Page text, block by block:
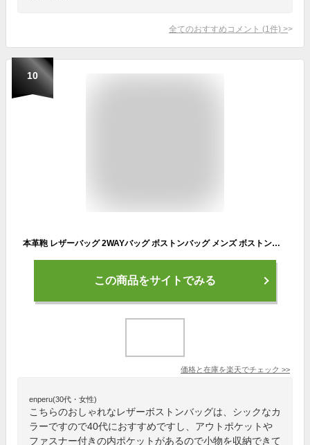
全てのおすすめコメント (1 件) >
10
本革鞄 レザーバッグ 2WAYバッグ ボストンバッグ メンズ ボストンバック レザーショルダーバッグ EROS800 プレゼント
この商品をサイトでみる
価格と在庫を楽天でチェック >>
enperu(30代・女性)
こちらのおしゃれなレザーボストンバッグは、シックなカ
ラーですので40代におすすめですし、アウトポケットや
ファスナー付きの内ポケットがあるので小物を収納できて